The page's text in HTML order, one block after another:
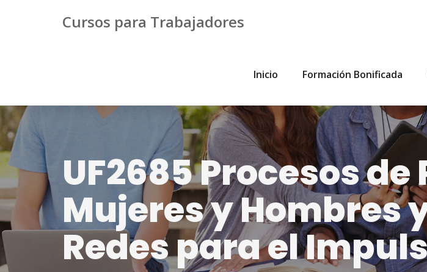
Cursos para Trabajadores
Inicio Formación Bonificada
UF2685 Procesos
Mujeres y Hombres
Redes para el